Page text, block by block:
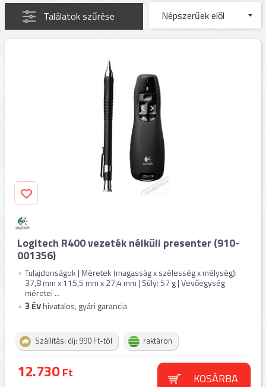
Találatok szűrése
Logitech R400 vezeték nélküli presenter (910-
001356)
Tulajdonságok | Méretek (magasság x szélesség x mélység):
37,8 mm x 115,5 mm x 27,4 mm | Súly: 57 g | Vevőegység
méretei ...
3 ÉVhivatalos, gyári garancia
Szállítási díj: 990 Ft-tól raktáron
12.730Ft KOSÁRBA